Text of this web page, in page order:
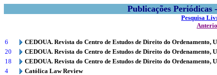
Publicações
Pesquisa
6
CEDOUA. Revista do Centro de Estudos de Direito do Ordenamento,
20
CEDOUA. Revista do Centro de Estudos de Direito do Ordenamento,
18
CEDOUA. Revista do Centro de Estudos de Direito do Ordenamento,
4
Católica Law Review